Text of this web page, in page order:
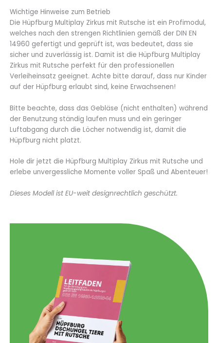
Wichtige Hinweise zum Betrieb
Die Hüpfburg Multiplay Zirkus mit Rutsche ist ein Profimodul,
welches nach den strengen Richtlinien gemäß der DIN EN
14960 gefertigt und geprüft ist, was bedeutet, dass sie
sicher und zuverlässig ist. Damit ist die Hüpfburg Multiplay
Zirkus mit Rutsche perfekt für den professionellen
Verleiheinsatz geeignet. Achte bitte darauf, dass nur Kinder
auf der Hüpfburg erlaubt sind, keine Erwachsenen!
Bitte beachte, dass das Gebläse (nicht enthalten) während
der Benutzung ständig laufen muss und ein geringer
Luftabgang durch die Löcher notwendig ist, damit die
Hüpfburg nicht platzt.
Hole dir jetzt die Hüpfburg Multiplay Zirkus mit Rutsche und
erlebe unvergessliche Momente voller Spaß und Abenteuer!
Dieses Modell ist EU-weit designrechtlich geschützt.